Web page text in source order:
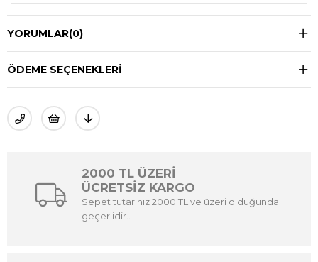
YORUMLAR(0)
ÖDEME SEÇENEKLERI
2000 TL ÜZERİ
ÜCRETSİZ KARGO
Sepet tutarınız 2000 TL ve üzeri olduğunda
geçerlidir..